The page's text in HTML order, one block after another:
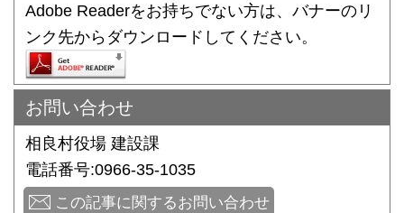
Adobe Readerをお持ちでない方は、バナーのリ
ンク先からダウンロードしてください。
お問い合わせ
相良村役場 建設課
電話番号:0966-35-1035
この記事に関するお問い合わせ